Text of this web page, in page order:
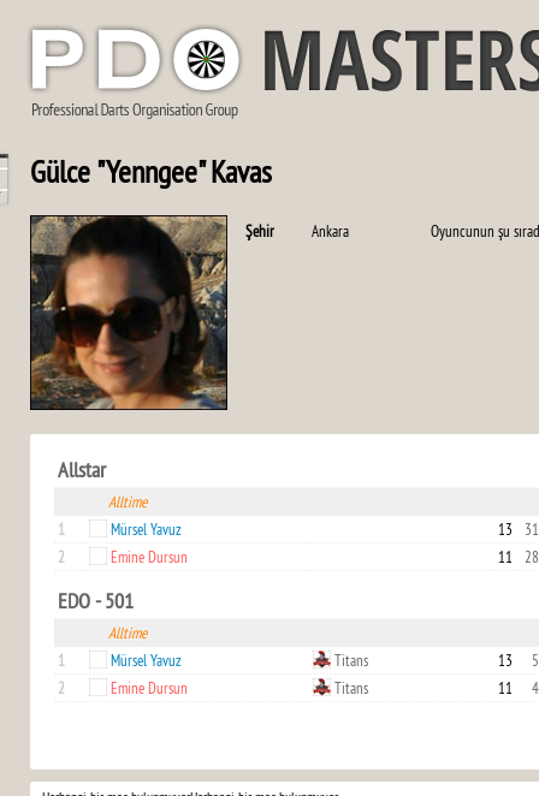
Gülce "Yenngee" Kavas
Oyuncunun şu
Şehir Ankara
Allstar
Alltime
1
Mürsel Yavuz 13
2
Emine Dursun 11
EDO - 501
Alltime
1
Mürsel Yavuz Titans 13
2
Emine Dursun Titans 11